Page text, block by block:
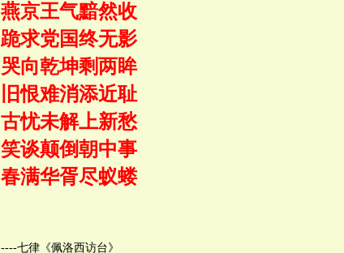
燕京王气黯然收
跪求党国终无影
哭向乾坤剩两眸
旧恨难消添近耻
古忧未解上新愁
笑谈颠倒朝中事
春满华胥尽蚁蝼
----七律《佩洛西访台》